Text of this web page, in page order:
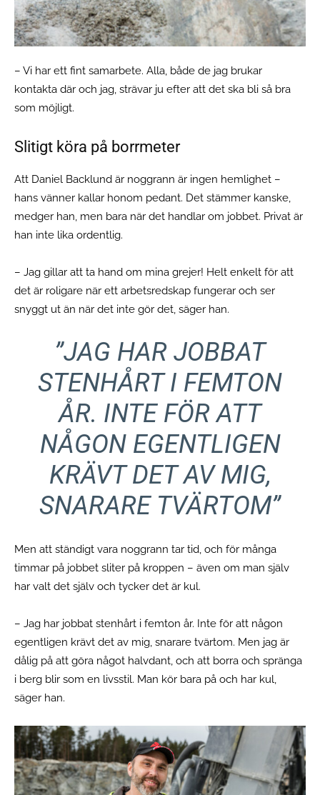
– Vi har ett fint samarbete. Alla, både de jag brukar
kontakta där och jag, strävar ju efter att det ska bli så bra
som möjligt.
Slitigt köra på borrmeter
Att Daniel Backlund är noggrann är ingen hemlighet –
hans vänner kallar honom pedant. Det stämmer kanske,
medger han, men bara när det handlar om jobbet. Privat är
han inte lika ordentlig.
– Jag gillar att ta hand om mina grejer! Helt enkelt för att
det är roligare när ett arbetsredskap fungerar och ser
snyggt ut än när det inte gör det, säger han.
”JAG HAR JOBBAT
STENHÅRT I FEMTON
ÅR. INTE FÖR ATT
NÅGON EGENTLIGEN
KRÄVT DET AV MIG,
SNARARE TVÄRTOM”
Men att ständigt vara noggrann tar tid, och för många
timmar på jobbet sliter på kroppen – även om man själv
har valt det själv och tycker det är kul.
– Jag har jobbat stenhårt i femton år. Inte för att någon
egentligen krävt det av mig, snarare tvärtom. Men jag är
dålig på att göra något halvdant, och att borra och spränga
i berg blir som en livsstil. Man kör bara på och har kul,
säger han.